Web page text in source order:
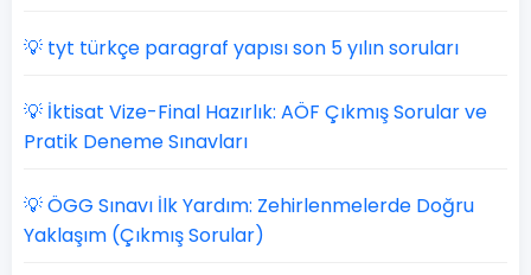
💡 tyt türkçe paragraf yapısı son 5 yılın soruları
💡 İktisat Vize-Final Hazırlık: AÖF Çıkmış Sorular ve
Pratik Deneme Sınavları
💡 ÖGG Sınavı İlk Yardım: Zehirlenmelerde Doğru
Yaklaşım (Çıkmış Sorular)